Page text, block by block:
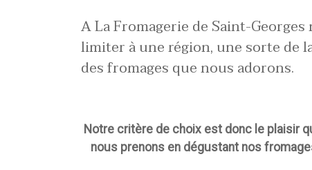
A La Fromagerie de Saint-
limiter à une région, une sorte de
des fromages que nous adorons.
Notre critère de choix est donc le plaisir
nous prenons en dégustant nos